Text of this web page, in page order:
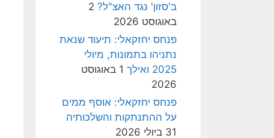
ב'סזון' נגד האצ"ל? 2
באוגוסט 2026
פנחס יחזקאלי: תיעוד שנאת
נתניהו בתמונות, מיולי
2025 ואילך
1 באוגוסט
2026
פנחס יחזקאלי: אוסף ממים
על ההתנתקות והשלכותיה
31 ביולי 2026